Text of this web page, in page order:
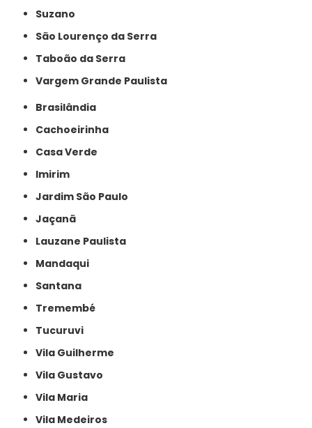
Suzano
São Lourenço da Serra
Taboão da Serra
Vargem Grande Paulista
Brasilândia
Cachoeirinha
Casa Verde
Imirim
Jardim São Paulo
Jaçanã
Lauzane Paulista
Mandaqui
Santana
Tremembé
Tucuruvi
Vila Guilherme
Vila Gustavo
Vila Maria
Vila Medeiros